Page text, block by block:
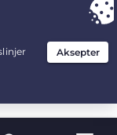
years at $